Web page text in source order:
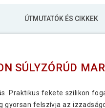
ÚTMUTATÓK ÉS CIKKEK
SÚLYZÓRÚD
Praktikus fekete szilikon
gyorsan felszívja az